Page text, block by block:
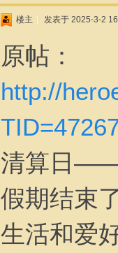
楼主 发表于 2025-3-2
原帖：
http://
清算日——
假期结束
生活和爱